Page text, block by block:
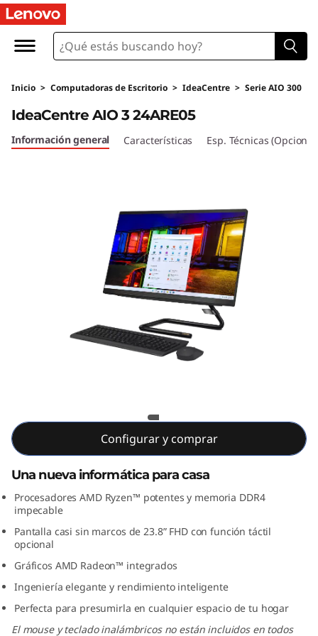
I
e
a
C
2
3
.
8
"
A
Inicio > Computadoras de Escritorio > IdeaCentre > Serie AIO 300
IdeaCentre AIO 3 24ARE05
IdeaCentre AIO 3 24ARE05
Información general Características Esp. Técnicas
Configurar y comprar
Una nueva informática para casa
Procesadores AMD Ryzen™ potentes y memoria DDR4
impecable
Pantalla casi sin marcos de 23.8” FHD con función táctil
opcional
Gráficos AMD Radeon™ integrados
Ingeniería elegante y rendimiento inteligente
Perfecta para presumirla en cualquier espacio de tu hogar
El mouse y teclado inalámbricos no están incluidos en todos